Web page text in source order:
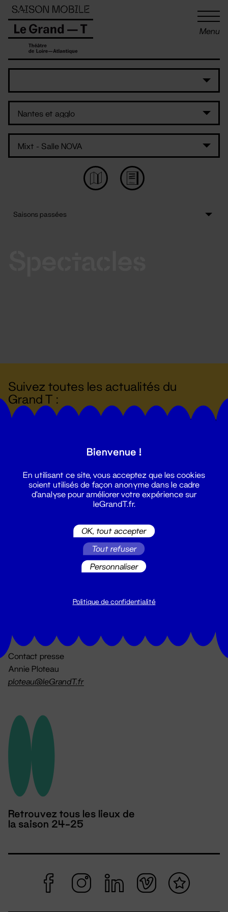
Menu
Suivez toutes les actualités du
Grand T :
billetterie@leGrandT.fr
Du lundi au vendredi 14h → 18h
Contact presse
Annie Ploteau
ploteau@leGrandT.fr
Retrouvez tous les lieux de
la saison 24-25
Panneau de gestion des cookies
Bienvenue !
En utilisant ce site, vous acceptez que les cookies
soient utilisés de façon anonyme dans le cadre
d'analyse pour améliorer votre expérience sur
leGrandT.fr.
OK, tout accepter
Tout refuser
Personnaliser
Politique de confidentialité